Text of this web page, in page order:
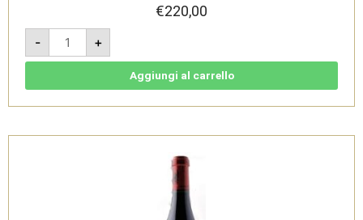
€220,00
-
Franchetti
2023
-
Terre
Passopisciaro
+
Aggiungi al carrello